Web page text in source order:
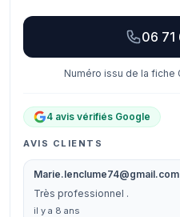
06 71
Numéro issu de la fiche
4 avis vérifiés Google
AVIS CLIENTS
Marie.lenclume74@gmail.com
Très professionnel .
il y a 8 ans